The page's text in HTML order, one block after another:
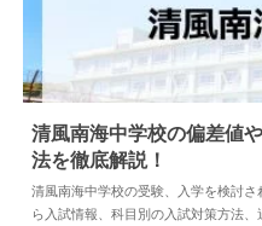
中学情報
清風南海中学校の偏差値
法を徹底解説！
清風南海中学校の受験、入学を検討
ら入試情報、科目別の入試対策方法、